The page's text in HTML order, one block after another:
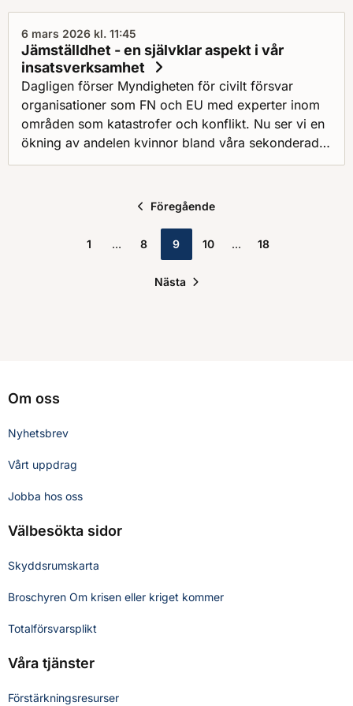
6 mars 2026 kl. 11:45
Jämställdhet - en självklar aspekt i vår
insatsverksamhet
Dagligen förser Myndigheten för civilt försvar
organisationer som FN och EU med experter inom
områden som katastrofer och konflikt. Nu ser vi en
ökning av andelen kvinnor bland våra sekonderade
experter i den fredsfrämjande verksamheten.
Föregående
1 8 9 10 18
Nästa
Om oss
Nyhetsbrev
Vårt uppdrag
Jobba hos oss
Välbesökta sidor
Skyddsrumskarta
Broschyren Om krisen eller kriget kommer
Totalförsvarsplikt
Våra tjänster
Förstärkningsresurser